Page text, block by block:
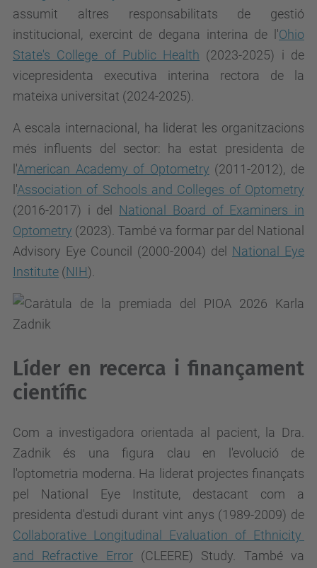
assumit altres responsabilitats de gestió
institucional, exercint de degana interina de l'Ohio
State's College of Public Health (2023-2025) i de
vicepresidenta executiva interina rectora de la
mateixa universitat (2024-2025).
A escala internacional, ha liderat les organitzacions
més influents del sector: ha estat presidenta de
l'American Academy of Optometry (2011-2012), de
l'Association of Schools and Colleges of Optometry
(2016-2017) i del National Board of Examiners in
Optometry (2023). També va formar par del National
Advisory Eye Council (2000-2004) del National Eye
Institute (NIH).
Líder en recerca i finançament
científic
Com a investigadora orientada al pacient, la Dra.
Zadnik és una figura clau en l'evolució de
l'optometria moderna. Ha liderat projectes finançats
pel National Eye Institute, destacant com a
presidenta d'estudi durant vint anys (1989-2009) de
Collaborative Longitudinal Evaluation of Ethnicity
and Refractive Error(CLEERE) Study. També va